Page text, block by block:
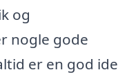
og
nogle gode
er en god ide